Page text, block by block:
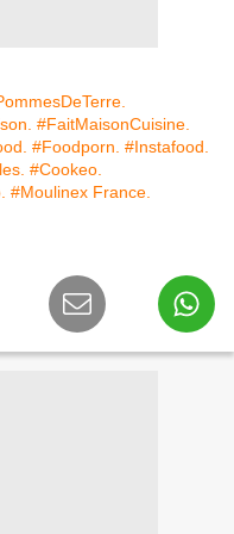
#FaitMaisonCuisine.
#Foodporn. #Instafood.
#Cookeo.
#Moulinex France.